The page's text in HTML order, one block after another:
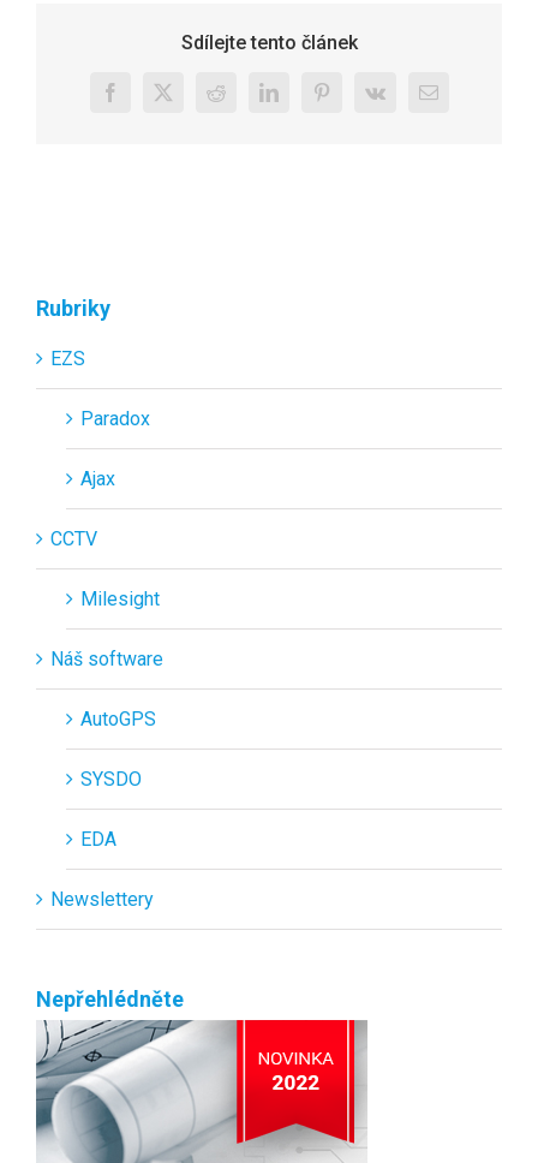
Sdílejte tento článek
Facebook
X RedditLinkedInPinterest
Vk
E-
Rubriky
EZS
Paradox
Ajax
CCTV
Milesight
Náš software
AutoGPS
SYSDO
EDA
Newslettery
Nepřehlédněte